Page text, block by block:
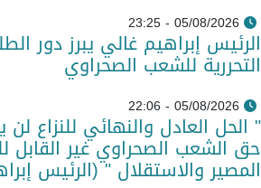
05/08/2026 - 23:25
الرئيس إبراهيم غالي يبرز دور
التحررية للشعب الصحراوي
05/08/2026 - 22:06
" الحل العادل والنهائي للنزاع
حق الشعب الصحراوي غير القابل
المصير والاستقلال " (الرئيس